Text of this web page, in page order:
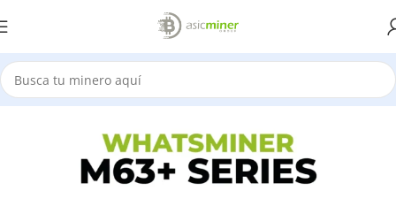
Inicio Bitcoin Cash